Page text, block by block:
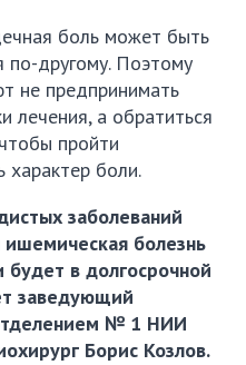
боль может быть
по-другому. Поэтому
не предпринимать
лечения, а обратиться
пройти
характер боли.
заболеваний
ишемическая болезнь
будет в долгосрочной
заведующий
№ 1 НИИ
Борис Козлов.